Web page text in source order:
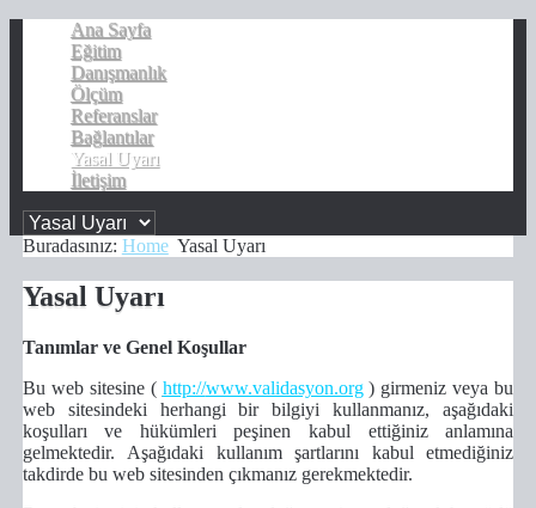
Ana Sayfa
Eğitim
Danışmanlık
Ölçüm
Referanslar
Bağlantılar
Yasal Uyarı
İletişim
Buradasınız: Home Yasal Uyarı
Yasal Uyarı
Tanımlar ve Genel Koşullar
Bu web sitesine ( http://www.validasyon.org ) girmeniz veya bu
web sitesindeki herhangi bir bilgiyi kullanmanız, aşağıdaki
koşulları ve hükümleri peşinen kabul ettiğiniz anlamına
gelmektedir. Aşağıdaki kullanım şartlarını kabul etmediğiniz
takdirde bu web sitesinden çıkmanız gerekmektedir.